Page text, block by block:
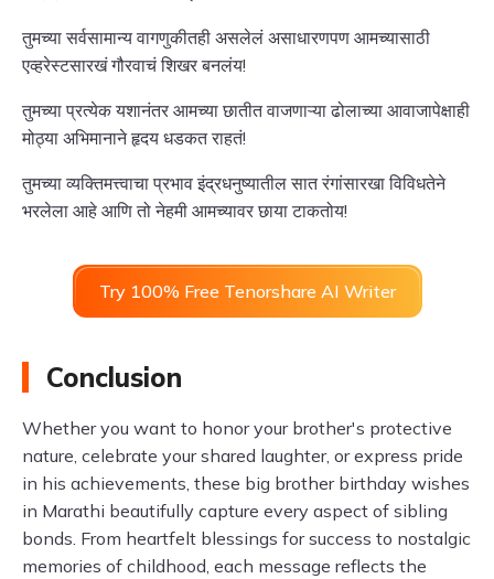
तुमच्या सर्वसामान्य वागणुकीतही असलेलं असाधारणपण आमच्यासाठी
एव्हरेस्टसारखं गौरवाचं शिखर बनलंय!
तुमच्या प्रत्येक यशानंतर आमच्या छातीत वाजणाऱ्या ढोलाच्या आवाजापेक्षाही
मोठ्या अभिमानाने हृदय धडकत राहतं!
तुमच्या व्यक्तिमत्त्वाचा प्रभाव इंद्रधनुष्यातील सात रंगांसारखा विविधतेने
भरलेला आहे आणि तो नेहमी आमच्यावर छाया टाकतोय!
Try 100% Free Tenorshare AI Writer
Conclusion
Whether you want to honor your brother's protective
nature, celebrate your shared laughter, or express pride
in his achievements, these big brother birthday wishes
in Marathi beautifully capture every aspect of sibling
bonds. From heartfelt blessings for success to nostalgic
memories of childhood, each message reflects the